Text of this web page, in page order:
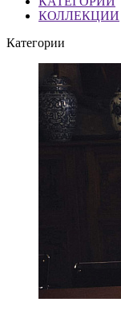
КОЛЛЕКЦИИ
Категории